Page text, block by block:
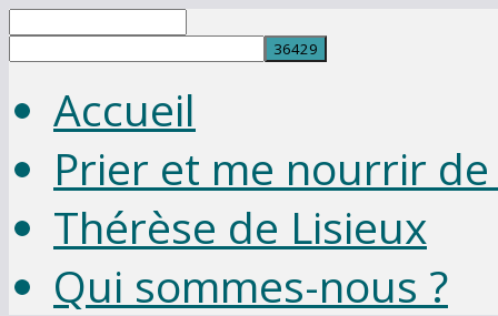
Accueil
Prier et me nourrir
Thérèse de Lisieux
Qui sommes-nous ?